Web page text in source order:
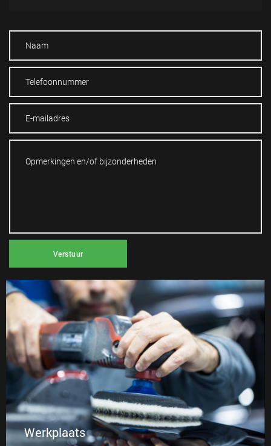
Verstuur
Werkplaats
Werkplaats
Met goed en tijdig onderhoud voorkomt u reparaties.
Bovendien is het onderhouden van uw auto belangrijk voor
uw veiligheid. Bij Autohuis Nijmegen zorgen wij ervoor dat
iedere auto in topconditie wordt gebracht.